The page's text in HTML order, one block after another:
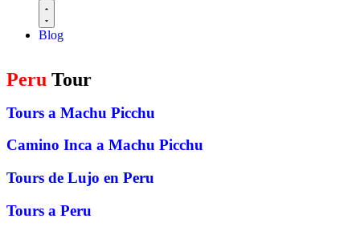
Blog
Peru Tour
Tours a Machu Picchu
Camino Inca a Machu Picchu
Tours de Lujo en Peru
Tours a Peru